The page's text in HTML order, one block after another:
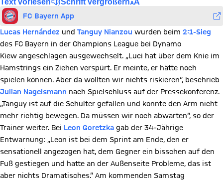
FC Bayern App
Lucas Hernández und Tanguy Nianzou wurden beim 2:1-Sieg
des FC Bayern in der Champions League bei Dynamo
Kiew angeschlagen ausgewechselt. „Luci hat über dem Knie im
Hamstrings ein Ziehen verspürt. Er meinte, er hätte noch
spielen können. Aber da wollten wir nichts riskieren“, beschrieb
Julian Nagelsmann nach Spielschluss auf der Pressekonferenz.
„Tanguy ist auf die Schulter gefallen und konnte den Arm nicht
mehr richtig bewegen. Da müssen wir noch abwarten“, so der
Trainer weiter. Bei Leon Goretzka gab der 34-Jährige
Entwarnung: „Leon ist bei dem Sprint am Ende, den er
sensationell angezogen hat, dem Gegner ein bisschen auf den
Fuß gestiegen und hatte an der Außenseite Probleme, das ist
aber nichts Dramatisches.“ Am kommenden Samstag